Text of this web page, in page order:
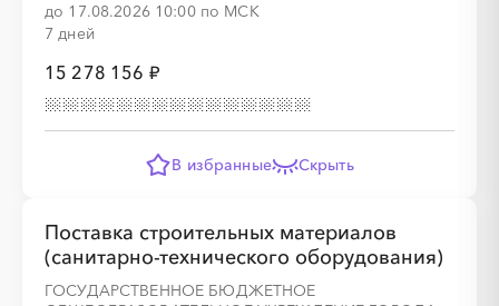
до 17.08.2026 10:00 по МСК
7 дней
15 278 156 ₽
В избранные Скрыть
Поставка строительных материалов
(санитарно-технического оборудования)
ГОСУДАРСТВЕННОЕ БЮДЖЕТНОЕ